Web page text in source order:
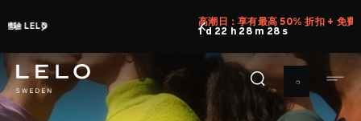
至
主
內
容
高潮日：享有最高 50% 折扣 + 免費情趣用品
立即選購